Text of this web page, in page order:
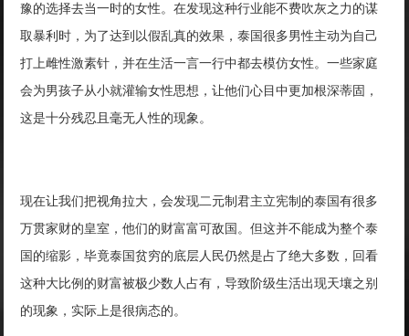
豫的选择去当一时的女性。在发现这种行业能不费吹灰之力的谋
取暴利时，为了达到以假乱真的效果，泰国很多男性主动为自己
打上雌性激素针，并在生活一言一行中都去模仿女性。一些家庭
会为男孩子从小就灌输女性思想，让他们心目中更加根深蒂固，
这是十分残忍且毫无人性的现象。
现在让我们把视角拉大，会发现二元制君主立宪制的泰国有很多
万贯家财的皇室，他们的财富富可敌国。但这并不能成为整个泰
国的缩影，毕竟泰国贫穷的底层人民仍然是占了绝大多数，回看
这种大比例的财富被极少数人占有，导致阶级生活出现天壤之别
的现象，实际上是很病态的。